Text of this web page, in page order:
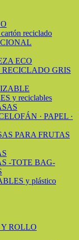
reciclado
ECO
GRIS
y reciclables
· PAPEL ·
PARA FRUTAS
-TOTE BAG-
y plástico
ROLLO